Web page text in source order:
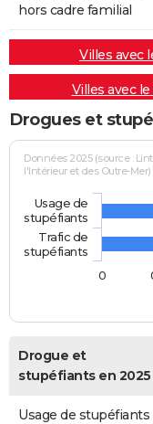
hors cadre familial
Villes avec
Villes avec
Drogues et
Données 2025 (source :
l'Intérieur et des Outre-Mer)
Usage de
stupéfiants
Trafic de
stupéfiants
0
Drogue et
stupéfiants en 2025
Usage de stupéfiants